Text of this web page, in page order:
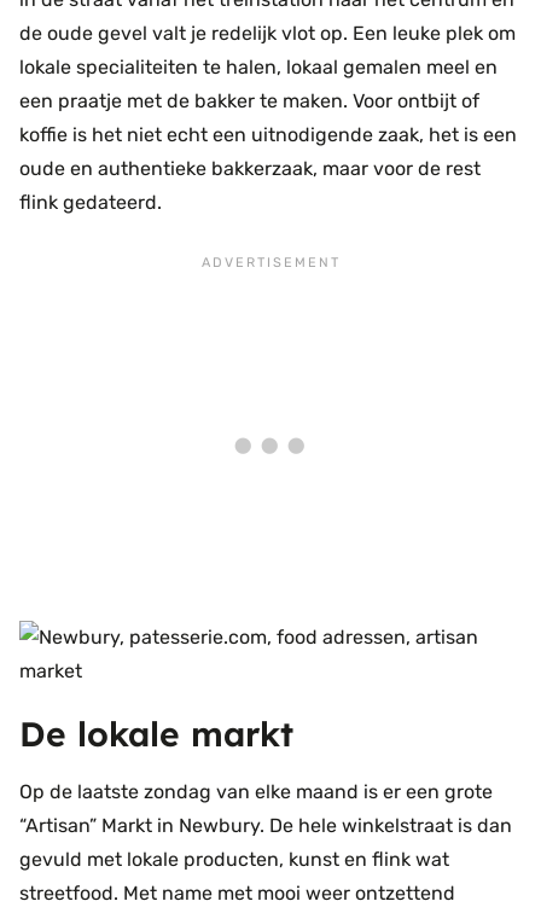
de oude gevel valt je redelijk vlot op. Een leuke plek om
lokale specialiteiten te halen, lokaal gemalen meel en
een praatje met de bakker te maken. Voor ontbijt of
koffie is het niet echt een uitnodigende zaak, het is een
oude en authentieke bakkerzaak, maar voor de rest
flink gedateerd.
De lokale markt
Op de laatste zondag van elke maand is er een grote
“Artisan” Markt in Newbury. De hele winkelstraat is dan
gevuld met lokale producten, kunst en flink wat
streetfood. Met name met mooi weer ontzettend